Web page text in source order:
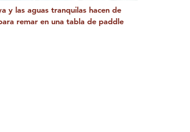
y las aguas tranquilas hacen de
remar en una tabla de paddle